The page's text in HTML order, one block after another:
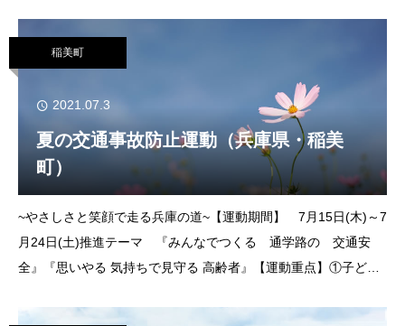
稲美町
2021.07.3
夏の交通事故防止運動（兵庫県・稲美
町）
~やさしさと笑顔で走る兵庫の道~【運動期間】 7月15日(木)～7
月24日(土)推進テーマ 『みんなでつくる 通学路の 交通安
全』『思いやる 気持ちで見守る 高齢者』【運動重点】①子ども
自転車の交通